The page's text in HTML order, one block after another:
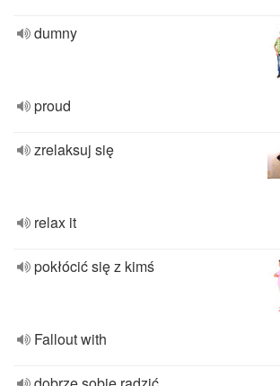
dumny
proud
zrelaksuj się
relax it
pokłócić się z kimś
Fallout with